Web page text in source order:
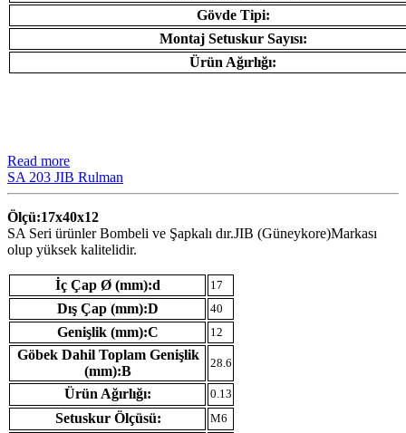
Gövde Tipi:
Montaj Setuskur Sayısı:
Ürün Ağırlığı:
Read more
SA 203 JIB Rulman
Ölçü:17x40x12
SA Seri ürünler Bombeli ve Şapkalı dır.JIB (Güneykore)Markası
olup yüksek kalitelidir.
İç Çap Ø (mm):d 17
Dış Çap (mm):D 40
Genişlik (mm):C 12
Göbek Dahil Toplam Genişlik
(mm):B
28.6
Ürün Ağırlığı: 0.13
Setuskur Ölçüsü: M6